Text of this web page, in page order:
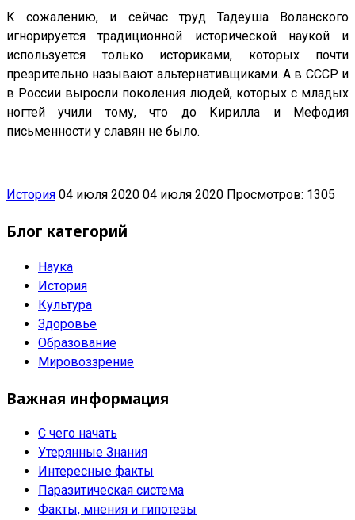
К сожалению, и сейчас труд Тадеуша Воланского
игнорируется традиционной исторической наукой и
используется только историками, которых почти
презрительно называют альтернативщиками. А в СССР и
в России выросли поколения людей, которых с младых
ногтей учили тому, что до Кирилла и Мефодия
письменности у славян не было.
История 04 июля 2020 04 июля 2020 Просмотров: 1305
Блог категорий
Наука
История
Культура
Здоровье
Образование
Мировоззрение
Важная информация
С чего начать
Утерянные Знания
Интересные факты
Паразитическая система
Факты, мнения и гипотезы